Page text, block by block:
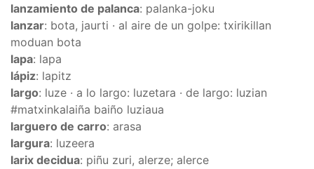
lanzamiento de palanca: palanka-joku
lanzar: bota, jaurti · al aire de un golpe: txirikillan
moduan bota
lapa: lapa
lápiz: lapitz
largo: luze · a lo largo: luzetara · de largo: luzian
#matxinkalaiña baiño luziaua
larguero de carro: arasa
largura: luzeera
larix decidua: piñu zuri, alerze; alerce